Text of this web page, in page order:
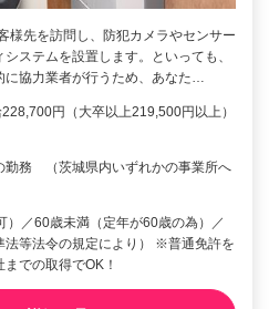
様先を訪問し、防犯カメラやセンサー
ステムを設置します。といっても、
に協力業者が行うため、あなた…
円（大卒以上219,500円以上）
勤務 （茨城県内いずれかの事業所へ
）／60歳未満（定年が60歳の為）／
等法令の規定により） ※普通免許を
での取得でOK！